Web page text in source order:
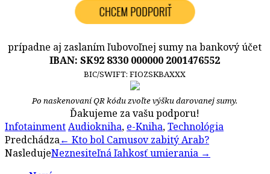
prípadne aj zaslaním ľubovoľnej sumy na bankový účet
IBAN: SK92 8330 000000 2001476552
BIC/SWIFT: FIOZSKBAXXX
Po naskenovaní QR kódu zvoľte výšku darovanej sumy.
Ďakujeme za vašu podporu!
InfotainmentAudiokniha, e-Kniha,Technológia
Post
navigation
Predchádza← Kto bol Camusov zabitý Arab?
NasledujeNeznesiteľná ľahkosť umierania →